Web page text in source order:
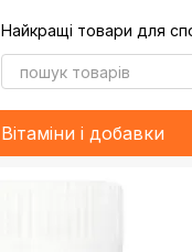
Найкращі товари для
Bітаміни і добавки